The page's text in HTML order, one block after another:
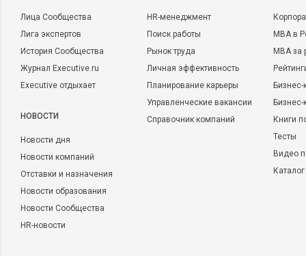
Лица Сообщества
Лига экспертов
История Сообщества
Журнал Executive.ru
Executive отдыхает
НОВОСТИ
Новости дня
Новости компаний
Отставки и назначения
Новости образования
Новости Сообщества
HR-новости
HR-менеджмент
Поиск работы
Рынок труда
Личная эффективность
Планирование карьеры
Управленческие вакансии
Справочник компаний
MBA в
MBA
Бизнес-
Книги
Тесты
Видео